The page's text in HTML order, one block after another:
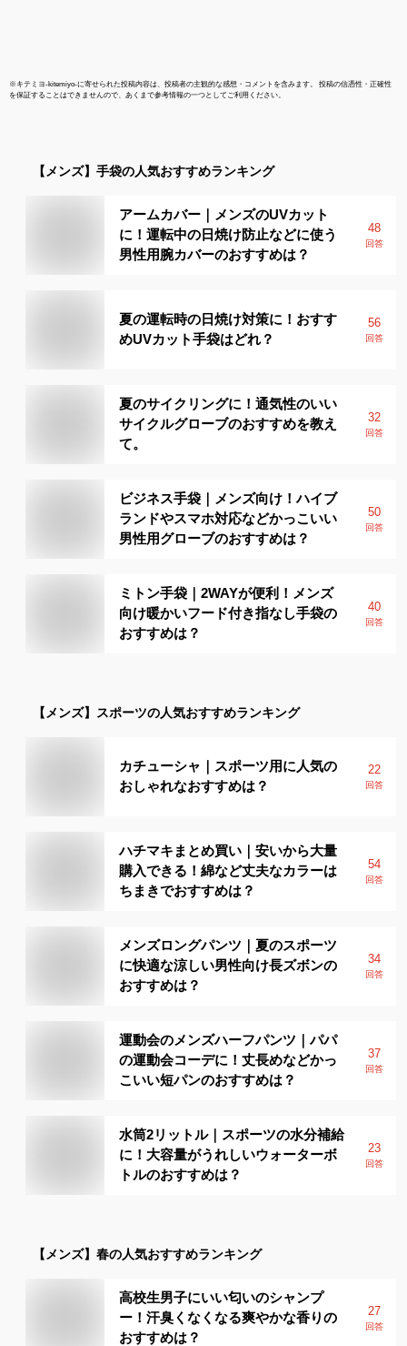
※キテミヨ-kitemiyo-に寄せられた投稿内容は、投稿者の主観的な感想・コメントを含みます。 投稿の信憑性・正確性
を保証することはできませんので、あくまで参考情報の一つとしてご利用ください。
【メンズ】 手袋の人気おすすめランキング
アームカバー｜メンズのUVカット
に！運転中の日焼け防止などに使う
男性用腕カバーのおすすめは？
48
回答
夏の運転時の日焼け対策に！おすす
めUVカット手袋はどれ？
56
回答
夏のサイクリングに！通気性のいい
サイクルグローブのおすすめを教え
て。
32
回答
ビジネス手袋｜メンズ向け！ハイブ
ランドやスマホ対応などかっこいい
男性用グローブのおすすめは？
50
回答
ミトン手袋｜2WAYが便利！メンズ
向け暖かいフード付き指なし手袋の
おすすめは？
40
回答
【メンズ】 スポーツの人気おすすめランキング
カチューシャ｜スポーツ用に人気の
おしゃれなおすすめは？
22
回答
ハチマキまとめ買い｜安いから大量
購入できる！綿など丈夫なカラーは
ちまきでおすすめは？
54
回答
メンズロングパンツ｜夏のスポーツ
に快適な涼しい男性向け長ズボンの
おすすめは？
34
回答
運動会のメンズハーフパンツ｜パパ
の運動会コーデに！丈長めなどかっ
こいい短パンのおすすめは？
37
回答
水筒2リットル｜スポーツの水分補給
に！大容量がうれしいウォーターボ
トルのおすすめは？
23
回答
【メンズ】 春の人気おすすめランキング
高校生男子にいい匂いのシャンプ
ー！汗臭くなくなる爽やかな香りの
おすすめは？
27
回答